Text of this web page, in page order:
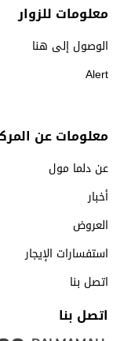
معلومات للزوار
الوصول إلى هنا
Alert
معلومات عن
عن دلما مول
أخبار
العروض
استفسارات الإيجار
اتصل بنا
اتصل بنا